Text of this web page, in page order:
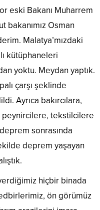
eski Bakanı Muharrem
bakanımız Osman
Malatya’mızdaki
kütüphaneleri
yoktu. Meydan yaptık.
çarşı şeklinde
Ayrıca bakırcılara,
peynircilere, tekstilcilere
sonrasında
deprem yaşayan
verdiğimiz hiçbir binada
ön görümüz